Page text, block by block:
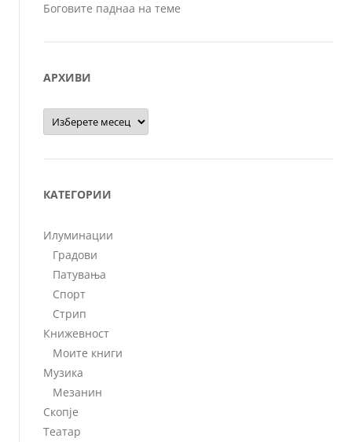
Боговите паднаа на теме
АРХИВИ
Архиви
КАТЕГОРИИ
Илуминации
Градови
Патувања
Спорт
Стрип
Книжевност
Моите книги
Музика
Мезанин
Скопје
Театар